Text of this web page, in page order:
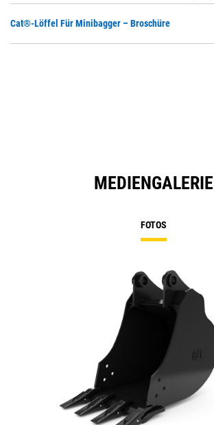
Cat®-Löffel Für Minibagger – Broschüre
MEDIENGALERIE
FOTOS